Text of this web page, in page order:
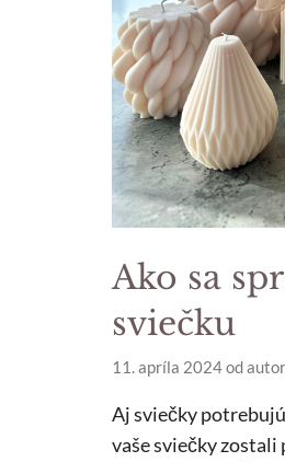
Ako sa
sviečku
11. apríla 2024od
Aj sviečky
vaše sviečky zostali